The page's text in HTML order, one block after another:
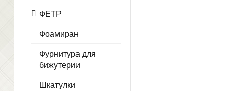
ФЕТР
Фоамиран
Фурнитура для
бижутерии
Шкатулки